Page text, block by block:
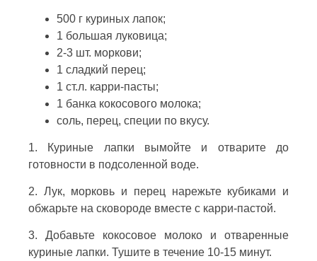
500 г куриных лапок;
1 большая луковица;
2-3 шт. моркови;
1 сладкий перец;
1 ст.л. карри-пасты;
1 банка кокосового молока;
соль, перец, специи по вкусу.
1. Куриные лапки вымойте и отварите до
готовности в подсоленной воде.
2. Лук, морковь и перец нарежьте кубиками и
обжарьте на сковороде вместе с карри-пастой.
3. Добавьте кокосовое молоко и отваренные
куриные лапки. Тушите в течение 10-15 минут.